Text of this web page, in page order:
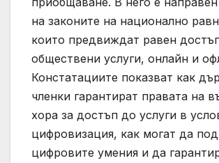
на законите на национално
които предвиждат равен
обществени услуги, онлайн и
Констатациите показват как
членки гарантират правата на
хора за достъп до услуги в
цифровизация, как могат да
цифровите умения и да